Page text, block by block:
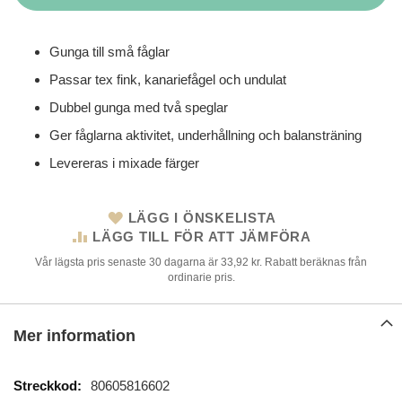
Gunga till små fåglar
Passar tex fink, kanariefågel och undulat
Dubbel gunga med två speglar
Ger fåglarna aktivitet, underhållning och balansträning
Levereras i mixade färger
LÄGG I ÖNSKELISTA
LÄGG TILL FÖR ATT JÄMFÖRA
Vår lägsta pris senaste 30 dagarna är 33,92 kr. Rabatt beräknas från
ordinarie pris.
Mer information
Mer
80605816602